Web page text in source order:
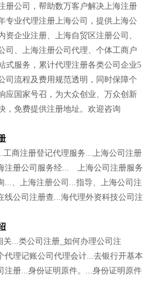
公司，帮助数万客户解决上海注册
专业代理注册上海公司，提供上海公
资企业注册、上海自贸区注册公司、
司、上海注册公司代理、个体工商户
式服务，累计代理注册各类公司企业5
司流程及费用规范透明，同时保障个
应国家号召，为大众创业、万众创新
，免费提供注册地址。欢迎咨询
工商注册登记代理服务...上海公司注册
注册公司服务经... 上海公司注册服务
...、上海注册公司...指导、上海公司注
线公司注册查...海代理外资科技公司注
关...类公司注册_如何办理公司注
理记账公司代理会计...去银行开基本
册...身份证明原件。...身份证明原件